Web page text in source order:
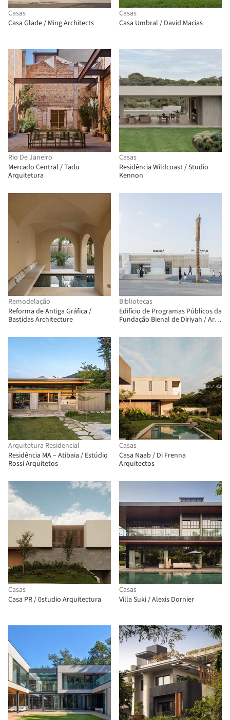
Casas
Casa Glade / Ming Architects
Casas
Casa Umbral / David Macias
Rio De Janeiro
Mercado Central / Tadu
Arquitetura
Casas
Residência Wildcoast / Studio
Kennon
Remodelação
Reforma de Antiga Gráfica /
Bastidas Architecture
Bibliotecas
Edifício de Programas Públicos da
Fundação Bienal de Diriyah / Ariel
Arquitetura Residencial
Residência MA – Atibaia / Estúdio
Rossi Arquitetos
Casas
Casa Naab / Di Frenna
Arquitectos
Casas
Casa PR / 0studio Arquitectura
Casas
Villa Suki / Alexis Dornier